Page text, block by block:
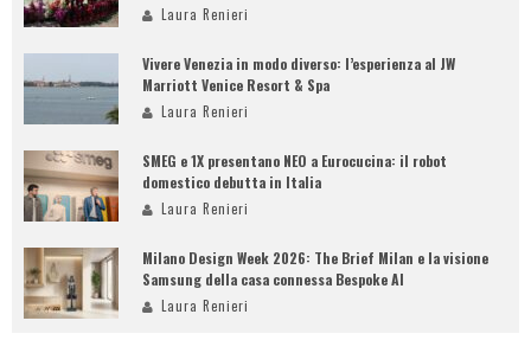
Laura Renieri
Vivere Venezia in modo diverso: l’esperienza al JW
Marriott Venice Resort & Spa
Laura Renieri
SMEG e 1X presentano NEO a Eurocucina: il robot
domestico debutta in Italia
Laura Renieri
Milano Design Week 2026: The Brief Milan e la visione
Samsung della casa connessa Bespoke AI
Laura Renieri